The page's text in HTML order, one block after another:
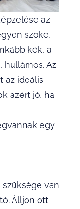
az
szőke,
kék, a
hullámos. Az
az ideális
azért jó, ha
egy
van
Álljon ott